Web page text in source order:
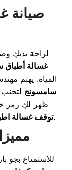
صيانة
لراحة يديكِ
غسالة
المياه. يهتم
سامسونج لتجنب
ظهر لكِ رمز
توقف غسالةوإصلاح الكارت الإلكتروني فوراً.
للاستمتاع بجو